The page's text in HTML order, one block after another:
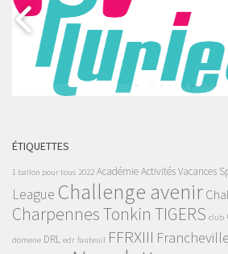
ÉTIQUETTES
1 ballon pour tous 2022 AcadémieActivités Vacances
League Challenge avenir
Charpennes Tonkin TIGERS club
domene DRL edr fauteuil FFRXIII Francheville